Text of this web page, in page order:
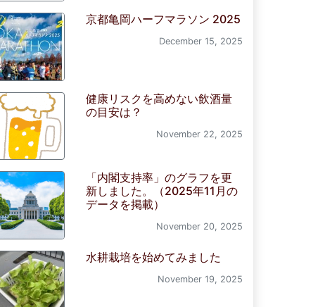
京都亀岡ハーフマラソン 2025
December 15, 2025
健康リスクを高めない飲酒量
の目安は？
November 22, 2025
「内閣支持率」のグラフを更
新しました。（2025年11月の
データを掲載）
November 20, 2025
水耕栽培を始めてみました
November 19, 2025